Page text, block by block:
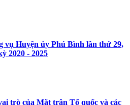
vụ Huyện ủy Phú Bình lần thứ 29,
2020 - 2025
trò của Mặt trận Tổ quốc và các